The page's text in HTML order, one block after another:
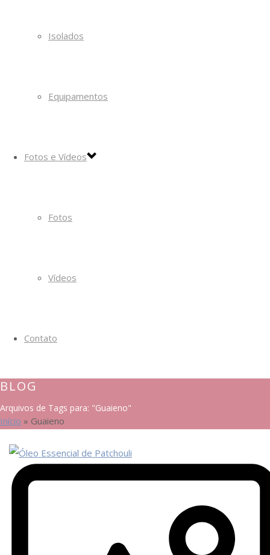
Isolados
Equipamentos
Fotos e Vídeos
Fotos
Vídeos
Contato
BLOG
Arquivos de Tags para: "Guaieno"
Início » Guaieno